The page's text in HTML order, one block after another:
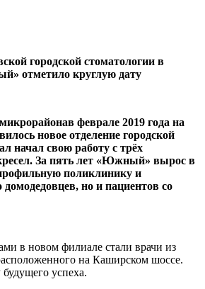
городской стоматологии в
отметило круглую дату
феврале 2019 года на
новое отделение городской
начал свою работу с трёх
За пять лет «Южный» вырос в
поликлинику и
но и пациентов со
в новом филиале стали врачи из
на Каширском шоссе.
успеха.